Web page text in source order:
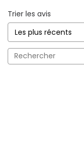
Trier les avis